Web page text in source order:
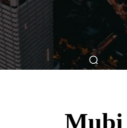
Breve Nos Cinemas Matérias
Mubi